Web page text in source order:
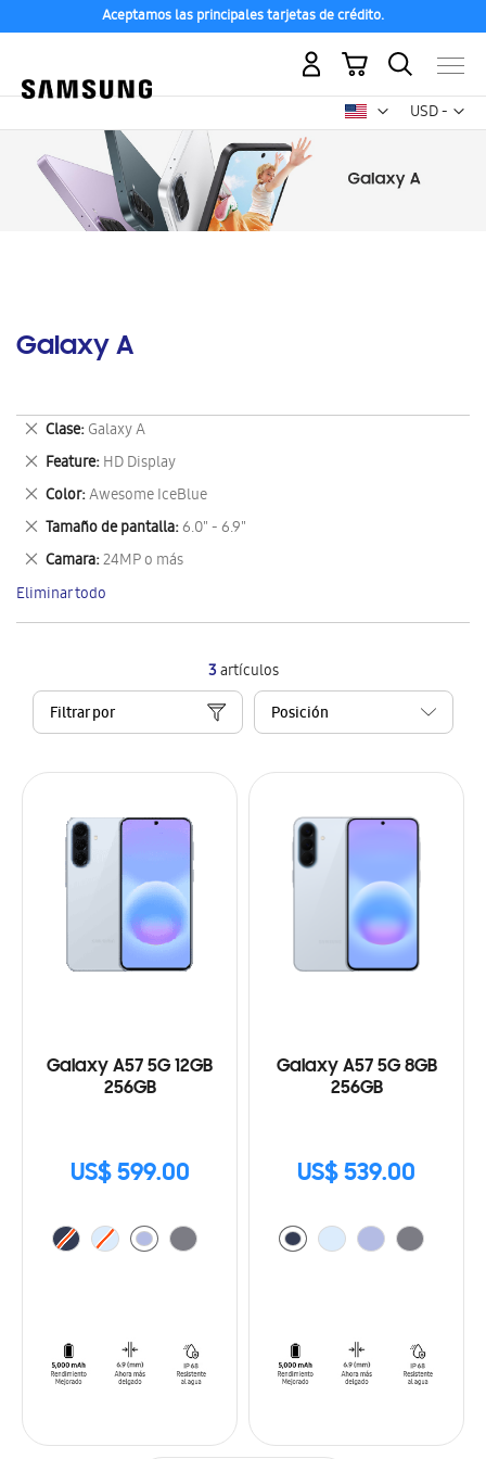
Aceptamos las principales tarjetas de crédito.
USD -
dólar
Mi carrito
Galaxy A
3artículos
Filtrar por
Galaxy A57 5G 12GB
256GB
US$ 599.00
Galaxy A57 5G 8GB
256GB
US$ 539.00
Clase Galaxy A
Eliminar
este
artículo
Feature HD Display
Eliminar
este
artículo
Color Awesome IceBlue
Eliminar
este
artículo
Tamaño de pantalla 6.0" - 6.9"
Eliminar
este
artículo
Camara 24MP o más
Eliminar
este
artículo
Eliminar todo